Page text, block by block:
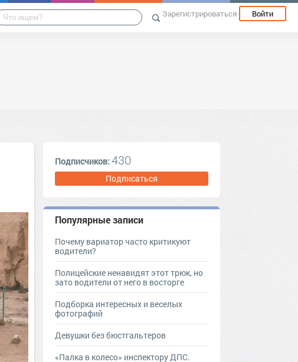
Зарегистрироваться Войти
Подписчиков: 430
Подписаться
Популярные записи
Почему вариатор часто критикуют
водители?
Полицейские ненавидят этот трюк, но
зато водители от него в восторге
Подборка интересных и веселых
фотографий
Девушки без бюстгальтеров
«Палка в колесо» инспектору ДПС.